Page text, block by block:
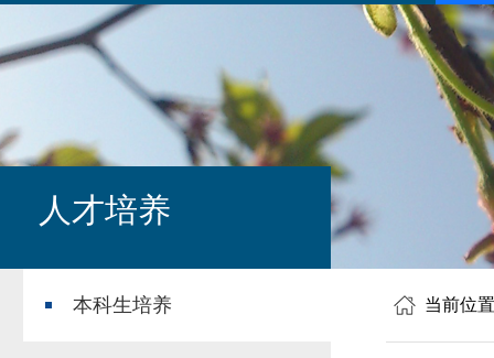
人才培养
本科生培养 当前位